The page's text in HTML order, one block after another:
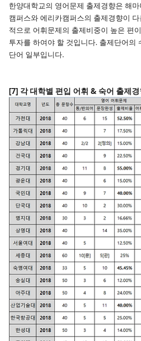
한양대학교의 영어문제 출제경향은 해
캠퍼스와 에리카캠퍼스의 출제경향이
적으로 어휘문제의 출제비중이 높은 편
투자를 하여야 할 것입니다. 출제단어의
단어 일부입니다.
[7] 각 대학별 편입 어휘 & 숙어 출제